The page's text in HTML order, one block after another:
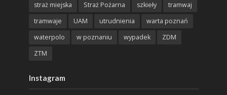
straż miejska
Straż Pożarna szkieły
tramwaj
tramwaje
UAM utrudnienia
warta poznań
waterpolo
w poznaniu wypadek
ZDM
ZTM
Instagram